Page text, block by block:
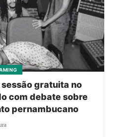
gratuita no
com debate sobre
pernambucano